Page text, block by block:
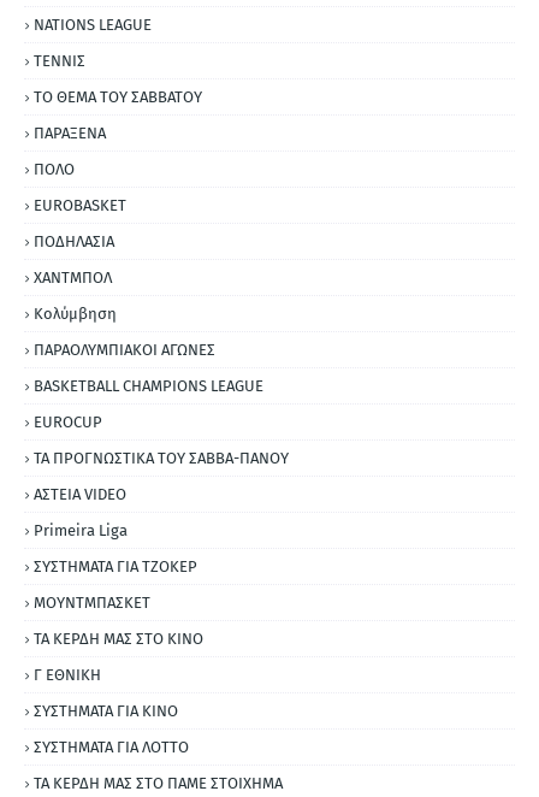
NATIONS LEAGUE
ΤΕΝΝΙΣ
ΤΟ ΘΕΜΑ ΤΟΥ ΣΑΒΒΑΤΟΥ
ΠΑΡΑΞΕΝΑ
ΠΟΛΟ
EUROBASKET
ΠΟΔΗΛΑΣΙΑ
ΧΑΝΤΜΠΟΛ
Κολύμβηση
ΠΑΡΑΟΛΥΜΠΙΑΚΟΙ ΑΓΩΝΕΣ
BASKETBALL CHAMPIONS LEAGUE
EUROCUP
ΤΑ ΠΡΟΓΝΩΣΤΙΚΑ ΤΟΥ ΣΑΒΒΑ-ΠΑΝΟΥ
ΑΣΤΕΙΑ VIDEO
Primeira Liga
ΣΥΣΤΗΜΑΤΑ ΓΙΑ ΤΖΟΚΕΡ
ΜΟΥΝΤΜΠΑΣΚΕΤ
ΤΑ ΚΕΡΔΗ ΜΑΣ ΣΤΟ ΚΙΝΟ
Γ ΕΘΝΙΚΗ
ΣΥΣΤΗΜΑΤΑ ΓΙΑ ΚΙΝΟ
ΣΥΣΤΗΜΑΤΑ ΓΙΑ ΛΟΤΤΟ
ΤΑ ΚΕΡΔΗ ΜΑΣ ΣΤΟ ΠΑΜΕ ΣΤΟΙΧΗΜΑ